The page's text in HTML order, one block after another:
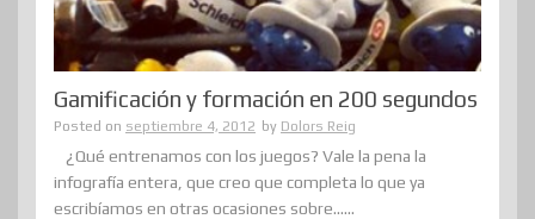
Gamificación y formación en 200 segundos
Posted on septiembre 4, 2012 by Dolors Reig
¿Qué entrenamos con los juegos? Vale la pena la
infografía entera, que creo que completa lo que ya
escribíamos en otras ocasiones sobre......